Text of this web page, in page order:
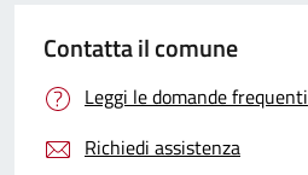
Contatta il comune
Leggi le domande frequenti
Richiedi assistenza